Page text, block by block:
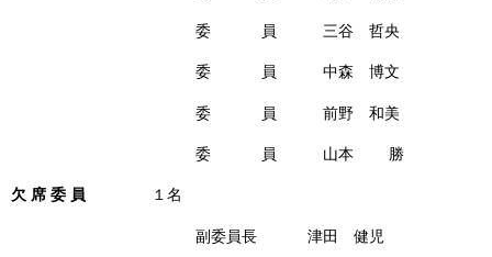
委 員 三谷 哲央
委 員 中森 博文
委 員 前野 和美
委 員 山本 勝
欠 席 委 員 １名
副委員長 津田 健児